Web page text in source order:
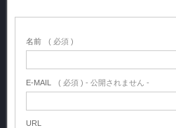
名前 ( 必須 )
E-MAIL ( 必須 ) - 公開されません -
URL